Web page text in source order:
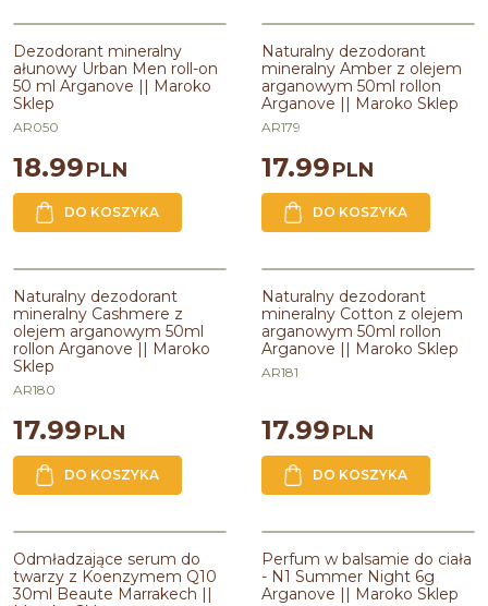
Dezodorant mineralny ałunowy
Urban Man roll-on 50 ml Arganove
|| Maroko Sklep
Linia
ARGANOVE FOR MEN
Zawiera
Pojemność
Dezodorant mineralny
ałunowy Urban Men roll-on
50 ml Arganove || Maroko
Sklep
AR050
18.99PLN
DO KOSZYKA
Naturalny dezodorant mineralny
Amber z olejem arganowym 50ml
rollon Arganove || Maroko Sklep
Zawiera: ałun
Pojemność
50ml
Zawiera olej
Naturalny dezodorant
mineralny Amber z olejem
arganowym 50ml rollon
Arganove || Maroko Sklep
AR179
17.99PLN
DO KOSZYKA
Naturalny dezodorant mineralny
Cashmere z olejem arganowym
50ml rollon Arganove || Maroko
Sklep
Zawiera: ałun
Pojemność
Zawiera olej
Naturalny dezodorant
mineralny Cashmere z
olejem arganowym 50ml
rollon Arganove || Maroko
Sklep
AR180
17.99PLN
DO KOSZYKA
Naturalny dezodorant mineralny
Cotton z olejem arganowym 50ml
rollon Arganove || Maroko Sklep
Zawiera: ałun
Pojemność
50ml
Zawiera olej
Naturalny dezodorant
mineralny Cotton z olejem
arganowym 50ml rollon
Arganove || Maroko Sklep
AR181
17.99PLN
DO KOSZYKA
Odmładzające serum do
twarzy z Koenzymem Q10
30ml Beaute Marrakech ||
Perfum w balsamie do ciała - N1
Summer Night 6g Arganove ||
Maroko Sklep
Zawiera: Wosk Candelilla
Perfum w balsamie do ciała
- N1 Summer Night 6g
Arganove || Maroko Sklep